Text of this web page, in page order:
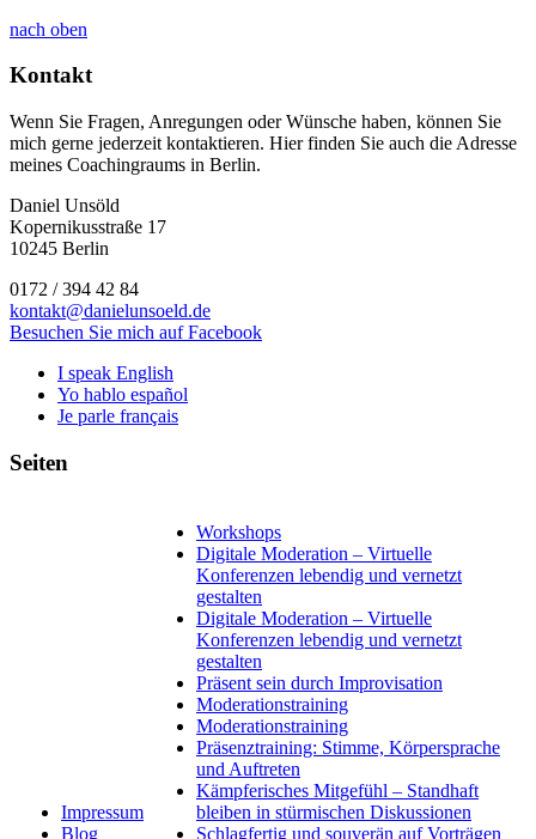
nach oben
Kontakt
Wenn Sie Fragen, Anregungen oder Wünsche haben, können Sie
mich gerne jederzeit kontaktieren. Hier finden Sie auch die Adresse
meines Coachingraums in Berlin.
Daniel Unsöld
Kopernikusstraße 17
10245 Berlin
0172 / 394 42 84
kontakt@danielunsoeld.de
Besuchen Sie mich auf Facebook
I speak English
Yo hablo español
Je parle français
Seiten
Impressum
Blog
Workshops
Digitale Moderation – Virtuelle
Konferenzen lebendig und vernetzt
gestalten
Digitale Moderation – Virtuelle
Konferenzen lebendig und vernetzt
gestalten
Präsent sein durch Improvisation
Moderationstraining
Moderationstraining
Präsenztraining: Stimme, Körpersprache
und Auftreten
Kämpferisches Mitgefühl – Standhaft
bleiben in stürmischen Diskussionen
Schlagfertig und souverän auf Vorträgen